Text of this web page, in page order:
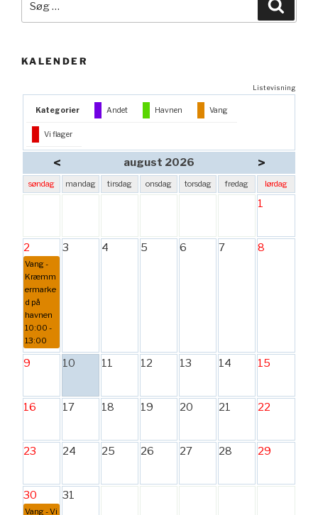
efter:
KALENDER
Listevisning
Kategorier Andet Havnen Vang
Vi flager
< august 2026 >
søndag mandag tirsdag onsdag torsdag fredag lørdag
1
2
Vang -
Kræmm
ermarke
d på
havnen
10:00 -
13:00
3 4 5 6 7 8
9 10 11 12 13 14 15
16 17 18 19 20 21 22
23 24 25 26 27 28 29
30
Vang - Vi
31